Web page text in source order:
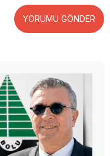
YORUMU GÖNDER